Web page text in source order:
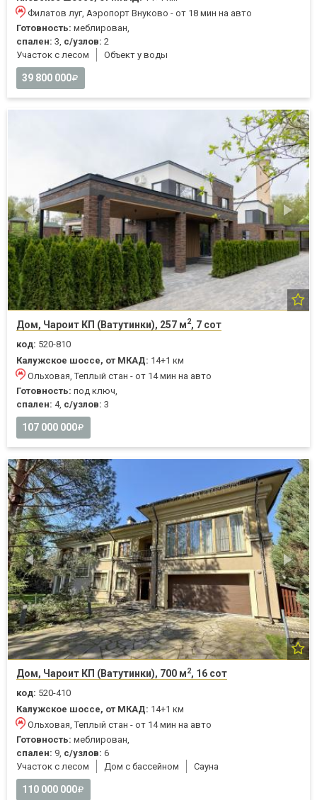
Филатов луг, Аэропорт Внуково - от 18 мин на авто
Готовность: меблирован,
спален: 3, с/узлов: 2
Участок с лесом
Объект у воды
39 800 000
Дом, Чароит КП (Ватутинки), 257 м2, 7 сот
код: 520-810
Калужское шоссе, от МКАД: 14+1 км
Ольховая, Теплый стан - от 14 мин на авто
Готовность: под ключ,
спален: 4, с/узлов: 3
107 000 000
Дом, Чароит КП (Ватутинки), 700 м2, 16 сот
код: 520-410
Калужское шоссе, от МКАД: 14+1 км
Ольховая, Теплый стан - от 14 мин на авто
Готовность: меблирован,
спален: 9, с/узлов: 6
Участок с лесом
Дом с бассейном Cауна
110 000 000